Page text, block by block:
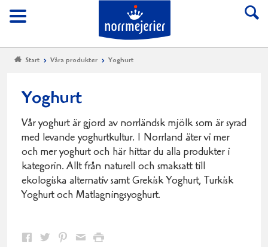
Meny
Till Norrmejerier
Start Våra produkter Yoghurt
Yoghurt
Vår yoghurt är gjord av norrländsk mjölk som är syrad
med levande yoghurtkultur. I Norrland äter vi mer
och mer yoghurt och här hittar du alla produkter i
kategorin. Allt från naturell och smaksatt till
ekologiska alternativ samt Grekisk Yoghurt, Turkisk
Yoghurt och Matlagningsyoghurt.
Dela Dela Dela DelaSkriv